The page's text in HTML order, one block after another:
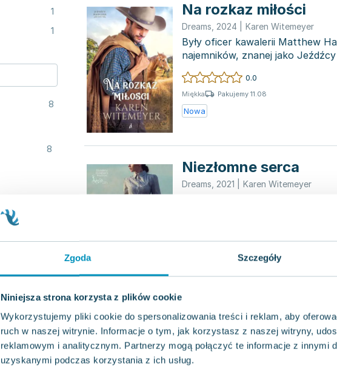
Zgoda Szczegóły
Niniejsza strona korzysta z plików cookie
Wykorzystujemy pliki cookie do spersonalizowania treści i reklam, aby
ruch w naszej witrynie. Informacje o tym, jak korzystasz z naszej witryny,
reklamowym i analitycznym. Partnerzy mogą połączyć te informacje z innymi
uzyskanymi podczas korzystania z ich usług.
1
1
8
8
Na rozkaz miłości
Dreams 2024 Karen Witemeyer
Były oficer kawalerii Matthew
najemników, znanej jako
w Teksasie...
0.0
Miękka Pakujemy 11.08
Nowa
Niezłomne serca
Dreams 2021 Karen Witemeyer
wymaga męskiego wsparcia, co
Serce na linii
Dreams ,2021 | Karen Witemeyer
Grace Mallory znalazła